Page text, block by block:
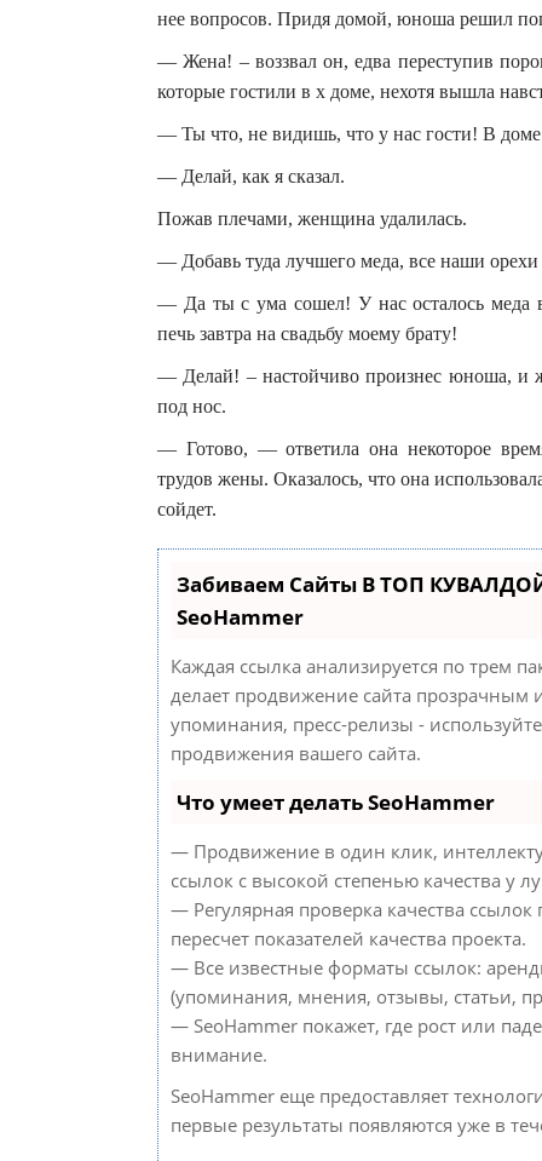
нее вопросов. Придя домой, юноша решил
— Жена! – воззвал он, едва переступив
которые гостили в х доме, нехотя вышла
— Ты что, не видишь, что у нас гости! В
— Делай, как я сказал.
Пожав плечами, женщина удалилась.
— Добавь туда лучшего меда, все наши
— Да ты с ума сошел! У нас осталось меда
печь завтра на свадьбу моему брату!
— Делай! – настойчиво произнес юноша, и
под нос.
— Готово, — ответила она некоторое
трудов жены. Оказалось, что она
сойдет.
Забиваем Сайты В ТОП
SeoHammer
Каждая ссылка анализируется по трем
делает продвижение сайта прозрачным
упоминания, пресс-релизы -
продвижения вашего сайта.
Что умеет делать SeoHammer
— Продвижение в один клик,
ссылок с высокой степенью качества у
— Регулярная проверка качества
пересчет показателей качества проекта.
— Все известные форматы ссылок:
(упоминания, мнения, отзывы, статьи,
— SeoHammer покажет, где рост или
внимание.
SeoHammer еще предоставляет
первые результаты появляются уже в